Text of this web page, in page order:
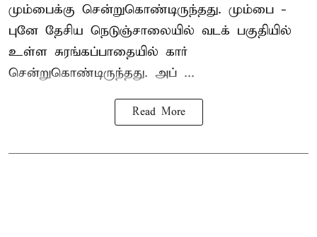
மும்பைக்கு சென்றுகொண்டிருந்தது. மும்பை -
புனே தேசிய நெடுஞ்சாலையில் வடக் பகுதியில்
உள்ள சுரங்கப்பாதையில் கார்
சென்றுகொண்டிருந்தது. அப் ...
Read More